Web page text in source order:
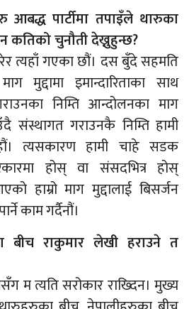
आबद्ध पार्टीमा तपाइँले थारुका
कतिको चुनौती देख्नुहुन्छ?
त्यहाँ गएका छौं। दस बुँदे सहमति
मुद्दामा इमान्दारिताका साथ
निम्ति आन्दोलनका माग
संस्थागत गराउनकै निम्ति हामी
त्यसकारण हामी चाहे सडक
होस् वा संसदभित्र होस्
हाम्रो माग मुद्दालाई बिसर्जन
काम गर्दैनौं।
बीच राकुमार लेखी हराउने त
म त्यति सरोकार राख्दिन। मुख्य